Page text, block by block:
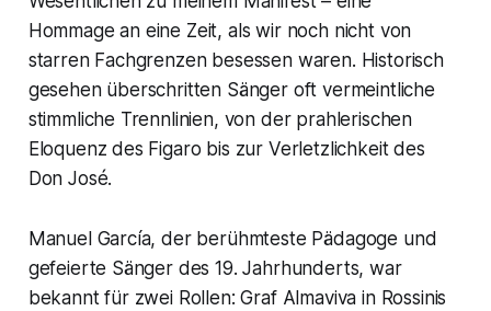
Hommage an eine Zeit, als wir noch nicht von
starren Fachgrenzen besessen waren. Historisch
gesehen überschritten Sänger oft vermeintliche
stimmliche Trennlinien, von der prahlerischen
Eloquenz des Figaro bis zur Verletzlichkeit des
Don José.
Manuel García, der berühmteste Pädagoge und
gefeierte Sänger des 19. Jahrhunderts, war
bekannt für zwei Rollen: Graf Almaviva in Rossinis